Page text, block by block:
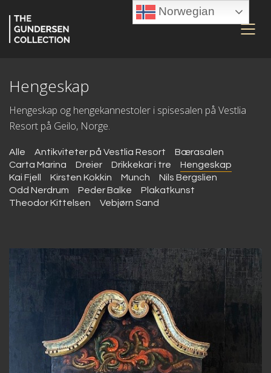
Hengeskap
Hengeskap og hengekannestoler i spisesalen på Vestlia
Resort på Geilo, Norge.
Alle Antikviteter på Vestlia Resort
Bærasalen
Carta Marina
Dreier Drikkekar i tre
Hengeskap
Kai Fjell
Kirsten Kokkin Munch
Nils Bergslien
Odd Nerdrum
Peder Balke
Plakatkunst
Theodor Kittelsen
Vebjørn Sand
Norwegian